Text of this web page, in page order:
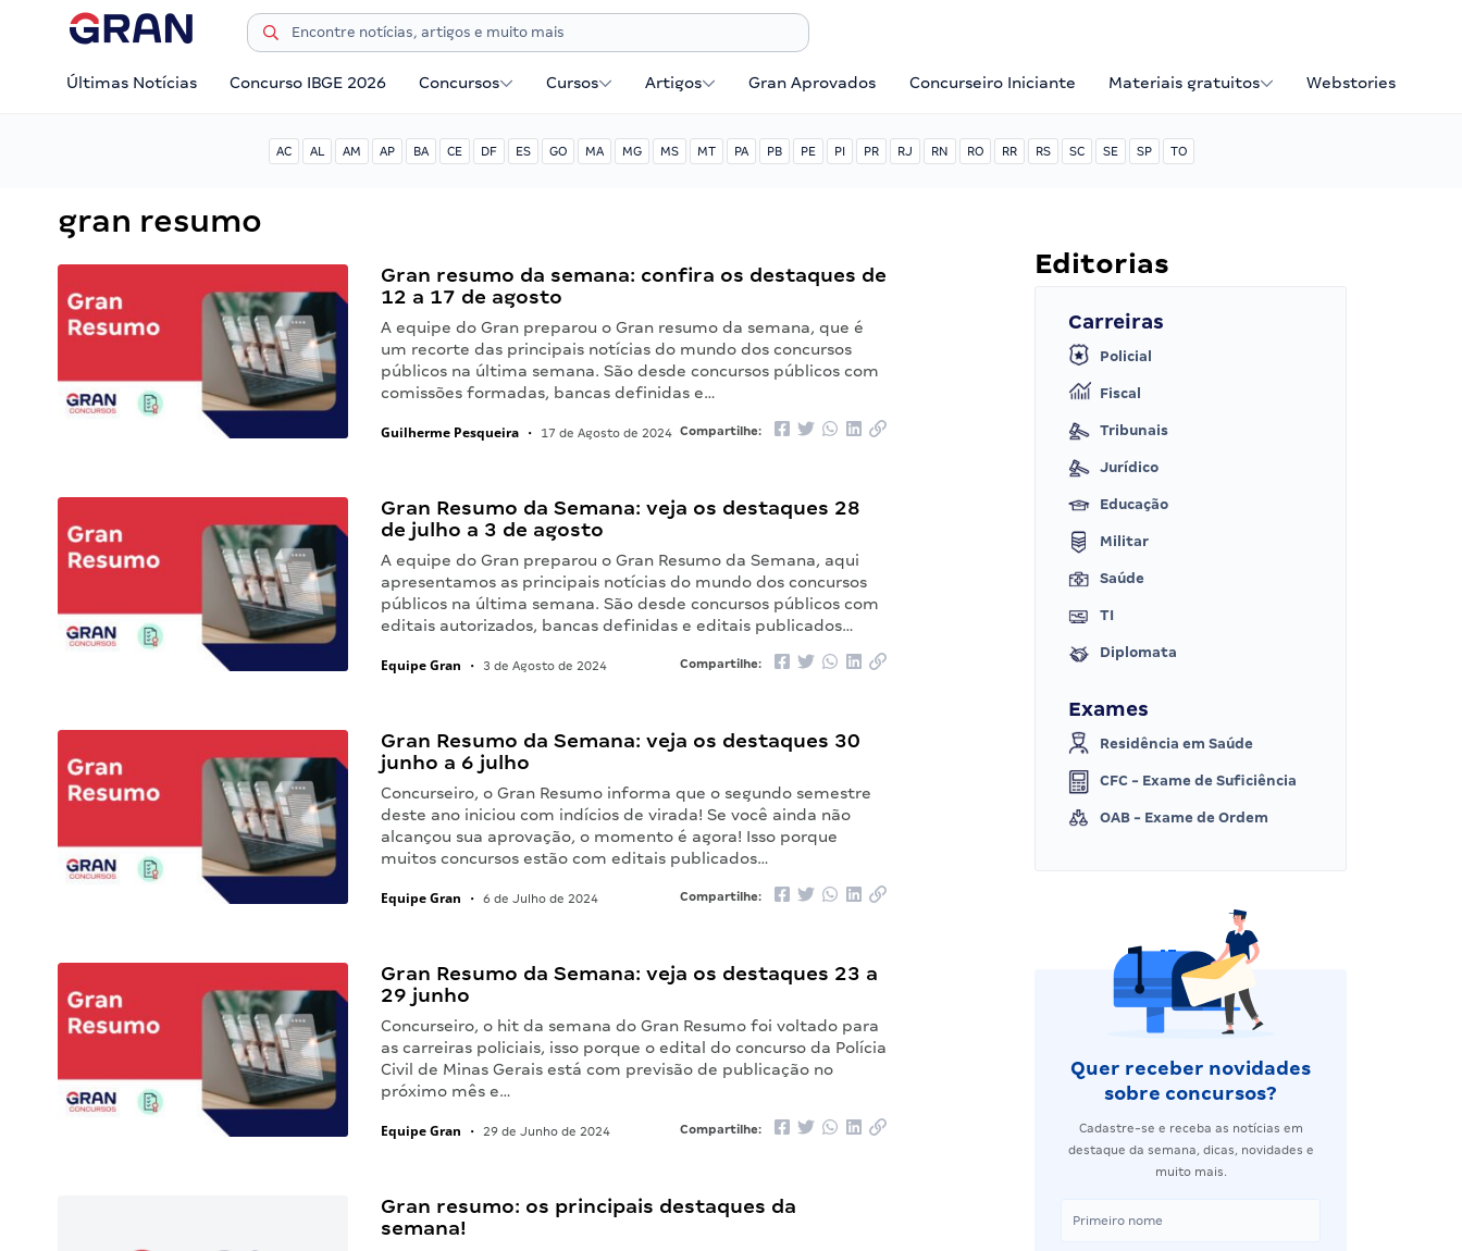
Últimas Notícias Concurso IBGE 2026 Concursos Cursos Artigos Gran Aprovados Concurseiro Iniciante Materiais gratuitos Webstories
AC AL AM AP BA CE DF ES GO MA MG MS MT PA PB PE PI PR RJ RN RO RR RS SC SE SP TO
gran resumo
Gran resumo da semana: confira os destaques de
12 a 17 de agosto
A equipe do Gran preparou o Gran resumo da semana, que é
um recorte das principais notícias do mundo dos concursos
públicos na última semana. São desde concursos públicos com
comissões formadas, bancas definidas e…
Guilherme Pesqueira • 17 de Agosto de 2024 Compartilhe:
Gran Resumo da Semana: veja os destaques 28
de julho a 3 de agosto
A equipe do Gran preparou o Gran Resumo da Semana, aqui
apresentamos as principais notícias do mundo dos concursos
públicos na última semana. São desde concursos públicos com
editais autorizados, bancas definidas e editais publicados…
Equipe Gran • 3 de Agosto de 2024 Compartilhe:
Gran Resumo da Semana: veja os destaques 30
junho a 6 julho
Concurseiro, o Gran Resumo informa que o segundo semestre
deste ano iniciou com indícios de virada! Se você ainda não
alcançou sua aprovação, o momento é agora! Isso porque
muitos concursos estão com editais publicados…
Equipe Gran • 6 de Julho de 2024 Compartilhe:
Gran Resumo da Semana: veja os destaques 23 a
29 junho
Concurseiro, o hit da semana do Gran Resumo foi voltado para
as carreiras policiais, isso porque o edital do concurso da Polícia
Civil de Minas Gerais está com previsão de publicação no
próximo mês e…
Equipe Gran • 29 de Junho de 2024 Compartilhe:
Gran resumo: os principais destaques da
semana!
Editorias
Carreiras
Policial
Fiscal
Tribunais
Jurídico
Educação
Militar
Saúde
TI
Diplomata
Exames
Residência em Saúde
CFC - Exame de Suficiência
OAB - Exame de Ordem
Quer receber novidades
sobre concursos?
Cadastre-se e receba as notícias em
destaque da semana, dicas, novidades e
muito mais.